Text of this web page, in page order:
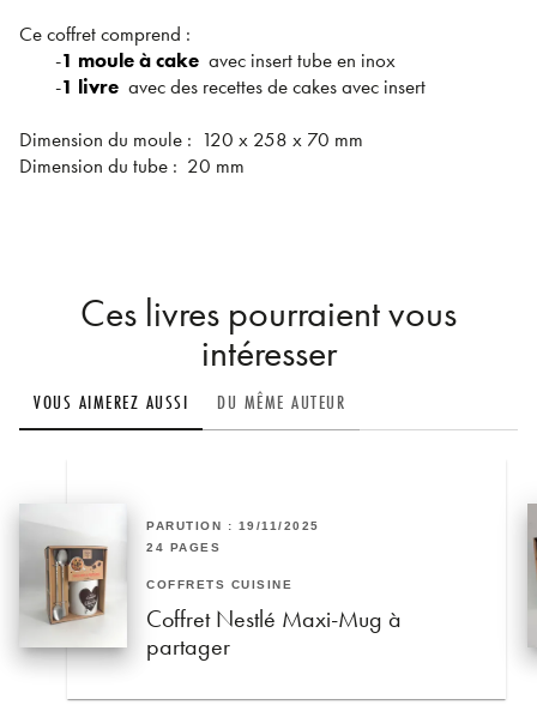
Ce coffret comprend :
-1 moule à cakeavec insert tube en inox
-1 livreavec des recettes de cakes avec insert
Dimension du moule : 120 x 258 x 70 mm
Dimension du tube : 20 mm
Ces livres pourraient vous
intéresser
VOUS AIMEREZ AUSSI DU MÊME AUTEUR
PARUTION : 19/11/2025
24 PAGES
COFFRETS CUISINE
Coffret Nestlé Maxi-Mug à
partager